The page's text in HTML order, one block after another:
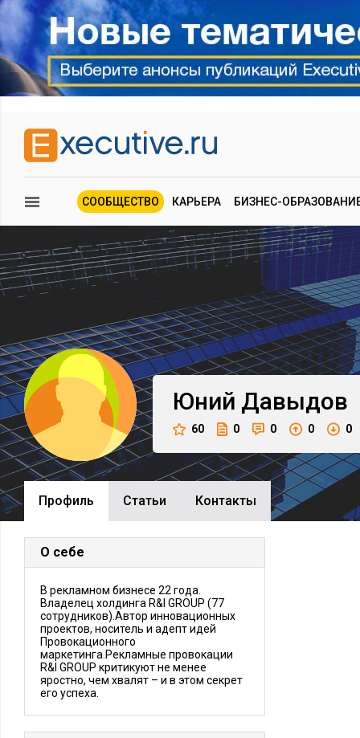
СООБЩЕСТВО КАРЬЕРА БИЗНЕС-
Юний Давыдов
60 0 0 0 0
Профиль Cтатьи Контакты
О себе
В рекламном бизнесе 22 года.
Владелец холдинга R&I GROUP (77
сотрудников).Автор инновационных
проектов, носитель и адепт идей
Провокационного
маркетинга.Рекламные провокации
R&I GROUP критикуют не менее
яростно, чем хвалят – и в этом секрет
его успеха.